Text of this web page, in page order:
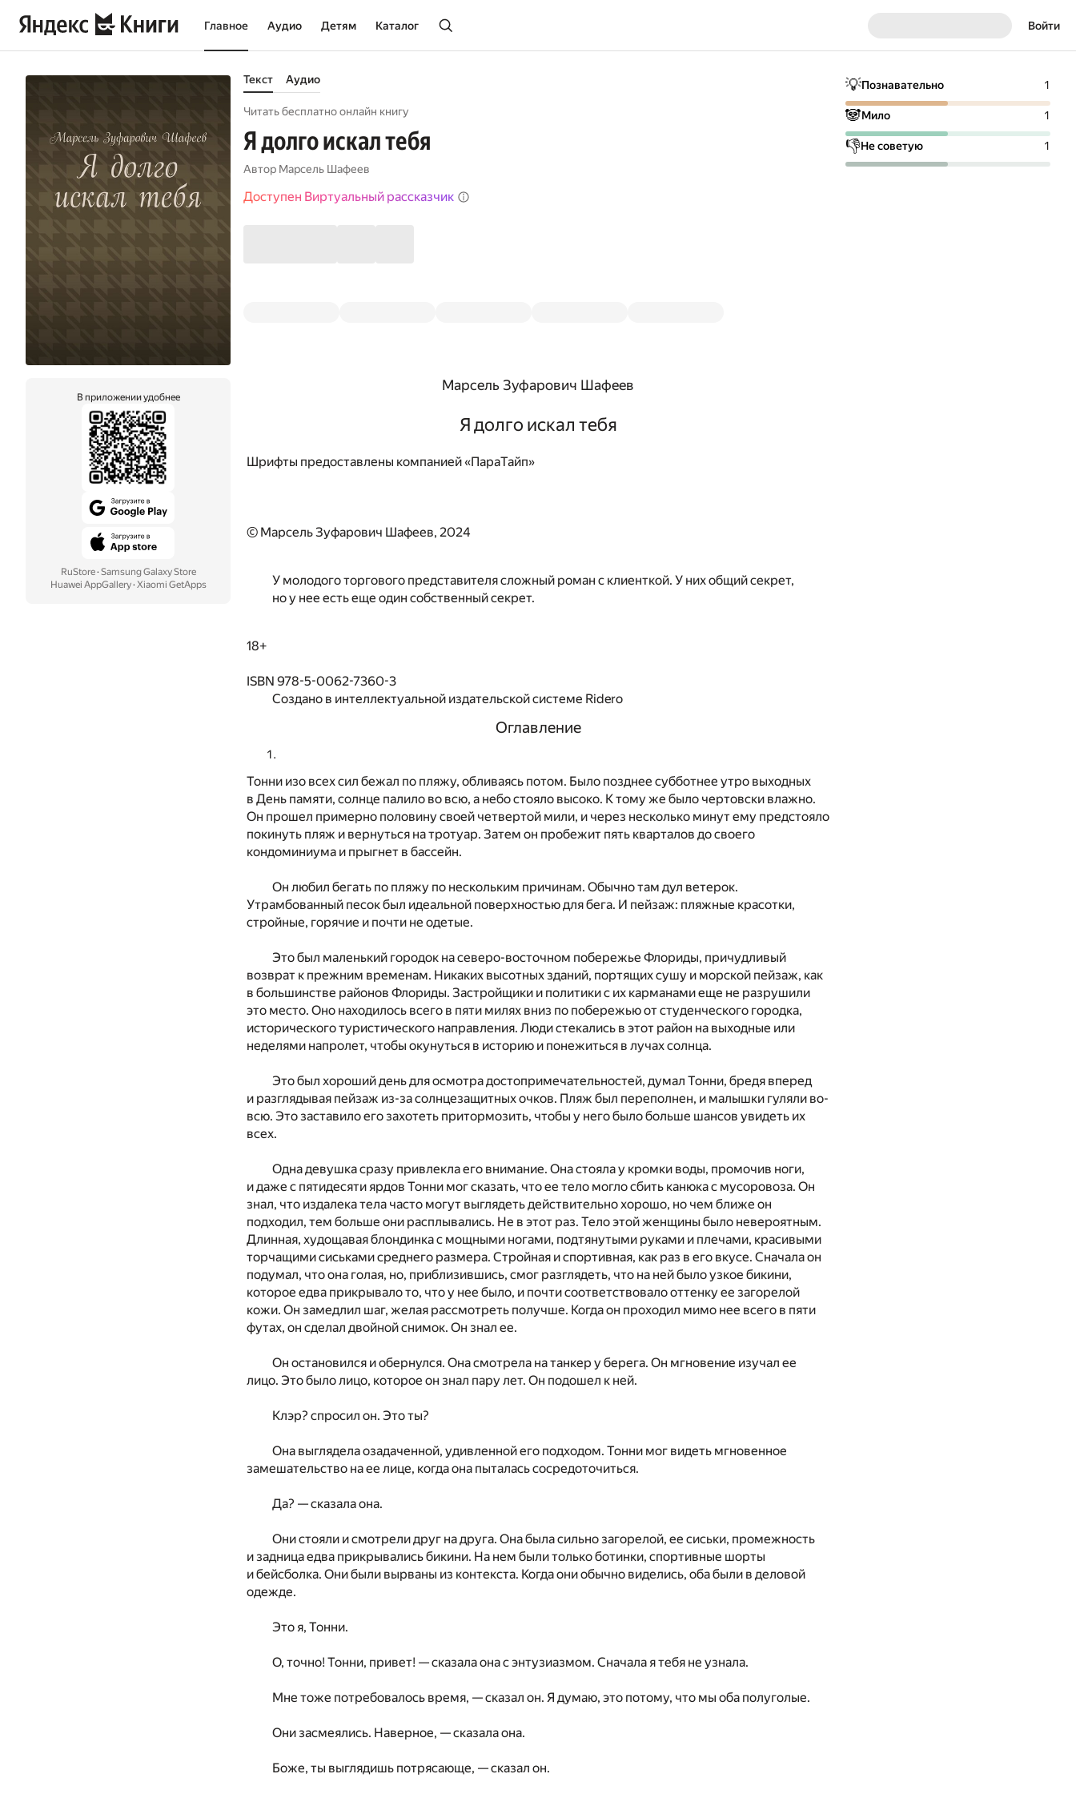
Главное Аудио Детям Каталог Войти
В приложении удобнее
RuStore· Samsung Galaxy Store
Huawei AppGallery· Xiaomi GetApps
Текст Аудио
Читать бесплатно онлайн книгу
Я долго искал тебя
Автор Марсель Шафеев
Доступен Виртуальный рассказчик
Марсель Зуфарович Шафеев
Я долго искал тебя
Шрифты предоставлены компанией «ПараТайп»
© Марсель Зуфарович Шафеев, 2024
У молодого торгового представителя сложный роман с клиенткой. У них общий секрет,
но у нее есть еще один собственный секрет.
18+
ISBN 978-5-0062-7360-3
Создано в интеллектуальной издательской системе Ridero
Оглавление
Тонни изо всех сил бежал по пляжу, обливаясь потом. Было позднее субботнее утро выходных
в День памяти, солнце палило во всю, а небо стояло высоко. К тому же было чертовски влажно.
Он прошел примерно половину своей четвертой мили, и через несколько минут ему предстояло
покинуть пляж и вернуться на тротуар. Затем он пробежит пять кварталов до своего
кондоминиума и прыгнет в бассейн.
Он любил бегать по пляжу по нескольким причинам. Обычно там дул ветерок.
Утрамбованный песок был идеальной поверхностью для бега. И пейзаж: пляжные красотки,
стройные, горячие и почти не одетые.
Это был маленький городок на северо-восточном побережье Флориды, причудливый
возврат к прежним временам. Никаких высотных зданий, портящих сушу и морской пейзаж, как
в большинстве районов Флориды. Застройщики и политики с их карманами еще не разрушили
это место. Оно находилось всего в пяти милях вниз по побережью от студенческого городка,
исторического туристического направления. Люди стекались в этот район на выходные или
неделями напролет, чтобы окунуться в историю и понежиться в лучах солнца.
Это был хороший день для осмотра достопримечательностей, думал Тонни, бредя вперед
и разглядывая пейзаж из-за солнцезащитных очков. Пляж был переполнен, и малышки гуляли во-
всю. Это заставило его захотеть притормозить, чтобы у него было больше шансов увидеть их
всех.
Одна девушка сразу привлекла его внимание. Она стояла у кромки воды, промочив ноги,
и даже с пятидесяти ярдов Тонни мог сказать, что ее тело могло сбить канюка с мусоровоза. Он
знал, что издалека тела часто могут выглядеть действительно хорошо, но чем ближе он
подходил, тем больше они расплывались. Не в этот раз. Тело этой женщины было невероятным.
Длинная, худощавая блондинка с мощными ногами, подтянутыми руками и плечами, красивыми
торчащими сиськами среднего размера. Стройная и спортивная, как раз в его вкусе. Сначала он
подумал, что она голая, но, приблизившись, смог разглядеть, что на ней было узкое бикини,
которое едва прикрывало то, что у нее было, и почти соответствовало оттенку ее загорелой
кожи. Он замедлил шаг, желая рассмотреть получше. Когда он проходил мимо нее всего в пяти
футах, он сделал двойной снимок. Он знал ее.
Он остановился и обернулся. Она смотрела на танкер у берега. Он мгновение изучал ее
лицо. Это было лицо, которое он знал пару лет. Он подошел к ней.
Клэр? спросил он. Это ты?
Она выглядела озадаченной, удивленной его подходом. Тонни мог видеть мгновенное
замешательство на ее лице, когда она пыталась сосредоточиться.
Да? — сказала она.
Они стояли и смотрели друг на друга. Она была сильно загорелой, ее сиськи, промежность
и задница едва прикрывались бикини. На нем были только ботинки, спортивные шорты
и бейсболка. Они были вырваны из контекста. Когда они обычно виделись, оба были в деловой
одежде.
Это я, Тонни.
О, точно! Тонни, привет! — сказала она с энтузиазмом. Сначала я тебя не узнала.
Мне тоже потребовалось время, — сказал он. Я думаю, это потому, что мы оба полуголые.
Они засмеялись. Наверное, — сказала она.
Боже, ты выглядишь потрясающе, — сказал он.
💡Познавательно 1
🐼Мило 1
👎Не советую 1